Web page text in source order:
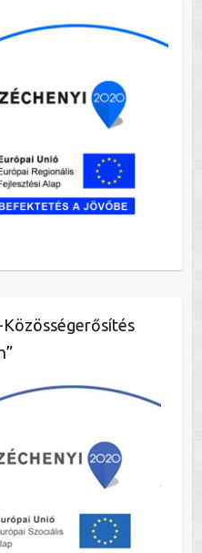
Közösségerősítés